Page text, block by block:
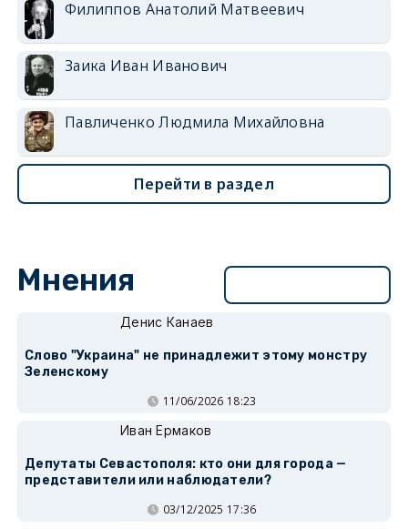
Филиппов Анатолий Матвеевич
Заика Иван Иванович
Павличенко Людмила Михайловна
Перейти в раздел
Мнения
Денис Канаев
Слово "Украина" не принадлежит этому монстру
Зеленскому
11/06/2026 18:23
Иван Ермаков
Депутаты Севастополя: кто они для города —
представители или наблюдатели?
03/12/2025 17:36